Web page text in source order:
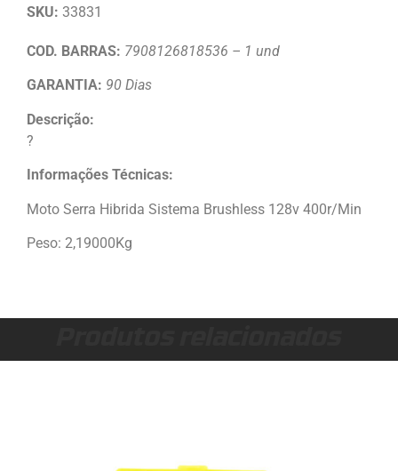
SKU: 33831
COD. BARRAS: 7908126818536 – 1 und
GARANTIA: 90 Dias
Descrição:
?
Informações Técnicas:
Moto Serra Hibrida Sistema Brushless 128v 400r/Min
Peso: 2,19000Kg